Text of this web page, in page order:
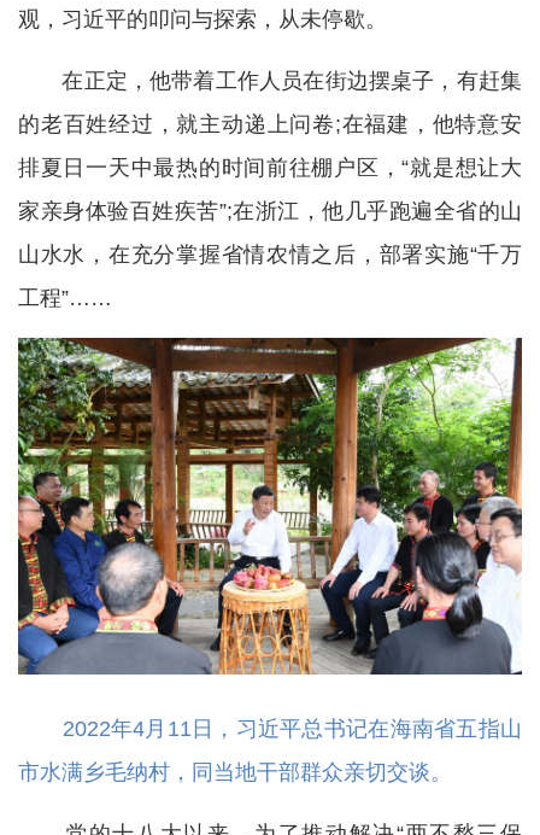
观，习近平的叩问与探索，从未停歇。
在正定，他带着工作人员在街边摆桌子，有赶集
的老百姓经过，就主动递上问卷;在福建，他特意安
排夏日一天中最热的时间前往棚户区，“就是想让大
家亲身体验百姓疾苦”;在浙江，他几乎跑遍全省的山
山水水，在充分掌握省情农情之后，部署实施“千万
工程”……
2022年4月11日，习近平总书记在海南省五指山
市水满乡毛纳村，同当地干部群众亲切交谈。